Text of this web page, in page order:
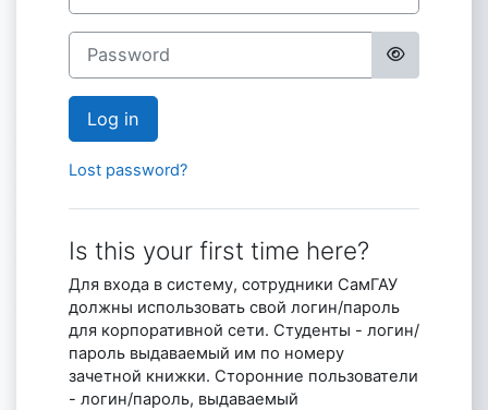
Password
Log in
Lost password?
Is this your first time here?
Для входа в систему, сотрудники СамГАУ
должны использовать свой логин/пароль
для корпоративной сети. Студенты - логин/
пароль выдаваемый им по номеру
зачетной книжки. Сторонние пользователи
- логин/пароль, выдаваемый